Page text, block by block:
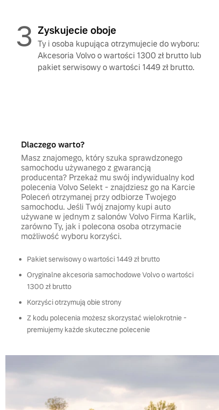
3 Zyskujecie oboje
Ty i osoba kupująca otrzymujecie do wyboru:
Akcesoria Volvo o wartości 1300 zł brutto lub
pakiet serwisowy o wartości 1449 zł brutto.
Dlaczego warto?
Masz znajomego, który szuka sprawdzonego
samochodu używanego z gwarancją
producenta? Przekaż mu swój indywidualny kod
polecenia Volvo Selekt - znajdziesz go na Karcie
Poleceń otrzymanej przy odbiorze Twojego
samochodu. Jeśli Twój znajomy kupi auto
używane w jednym z salonów Volvo Firma Karlik,
zarówno Ty, jak i polecona osoba otrzymacie
możliwość wyboru korzyści.
Pakiet serwisowy o wartości 1449 zł brutto
Oryginalne akcesoria samochodowe Volvo o wartości
1300 zł brutto
Korzyści otrzymują obie strony
Z kodu polecenia możesz skorzystać wielokrotnie -
premiujemy każde skuteczne polecenie